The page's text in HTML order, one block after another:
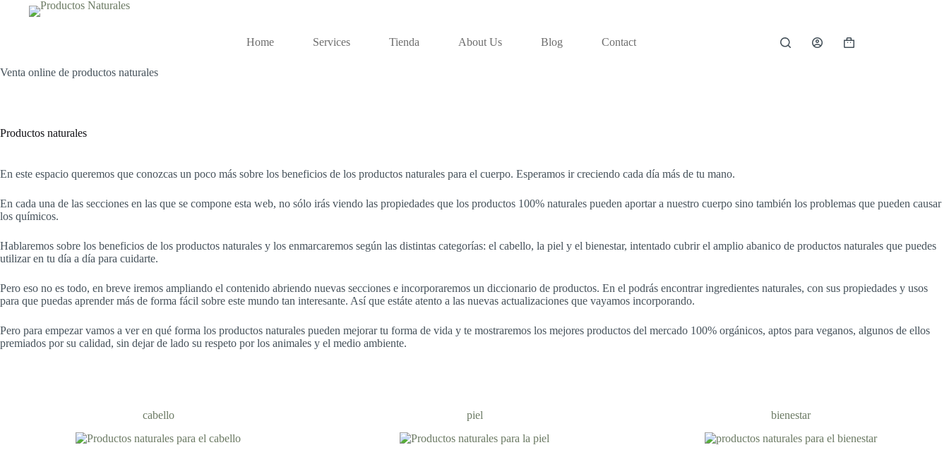
Venta online de productos naturales
Home Services Tienda About Us Blog Contact
Carro
Productos naturales
En este espacio queremos que conozcas un poco más sobre los beneficios de los productos naturales para el cuerpo. Esperamos ir creciendo cada día más de tu mano.
En cada una de las secciones en las que se compone esta web, no sólo irás viendo las propiedades que los productos 100% naturales pueden aportar a nuestro cuerpo sino también los problemas que pueden causar
los químicos.
Hablaremos sobre los beneficios de los productos naturales y los enmarcaremos según las distintas categorías: el cabello, la piel y el bienestar, intentado cubrir el amplio abanico de productos naturales que puedes
utilizar en tu día a día para cuidarte.
Pero eso no es todo, en breve iremos ampliando el contenido abriendo nuevas secciones e incorporaremos un diccionario de productos. En el podrás encontrar ingredientes naturales, con sus propiedades y usos
para que puedas aprender más de forma fácil sobre este mundo tan interesante. Así que estáte atento a las nuevas actualizaciones que vayamos incorporando.
Pero para empezar vamos a ver en qué forma los productos naturales pueden mejorar tu forma de vida y te mostraremos los mejores productos del mercado 100% orgánicos, aptos para veganos, algunos de ellos
premiados por su calidad, sin dejar de lado su respeto por los animales y el medio ambiente.
cabello piel bienestar